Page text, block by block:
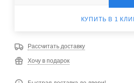
КУПИТЬ В 1
Рассчитать доставку
Хочу в подарок